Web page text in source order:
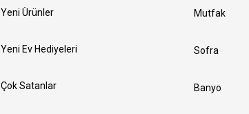
Yeni Ürünler
Yeni Ev Hediyeleri
Çok Satanlar
Mutfak
Sofra
Banyo